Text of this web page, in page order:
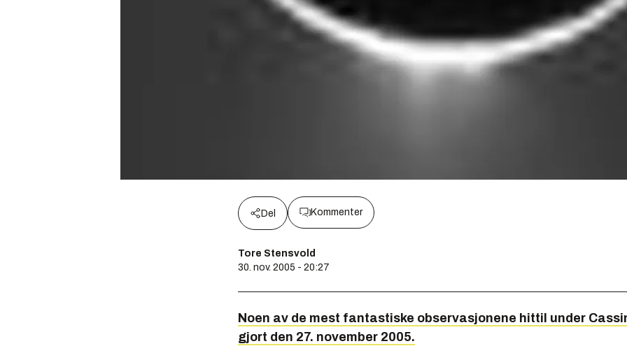
Del Kommenter
Tore Stensvold
30. nov. 2005 - 20:27
Noen av de mest fantastiske observasjonene hittil under
gjort den 27. november 2005.